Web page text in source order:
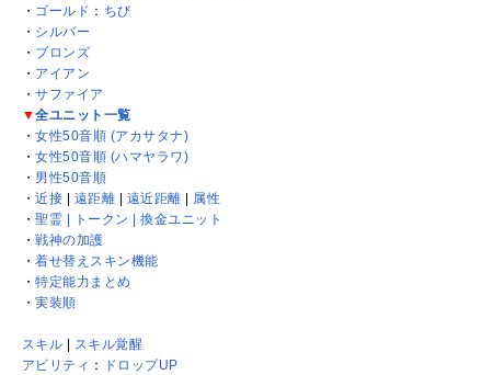
・ ゴールド ： ちび
・ シルバー
・ ブロンズ
・ アイアン
・サファイア
▼全ユニット一覧
・女性50音順 (アカサタナ)
・女性50音順 (ハマヤラワ)
・ 男性50音順
・近接 遠距離 遠近距離
属性
・聖霊 | トークン | 換金ユニット
・戦神の加護
・着せ替えスキン機能
・特定能力まとめ
・実装順
スキル
スキル覚醒
アビリティ ：
ドロップUP